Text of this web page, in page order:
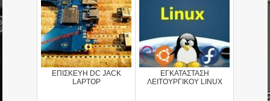
ΕΠΙΣΚΕΥΗ DC JACK
LAPTOP
ΕΓΚΑΤΑΣΤΑΣΗ
ΛΕΙΤΟΥΡΓΙΚΟΥ LINUX